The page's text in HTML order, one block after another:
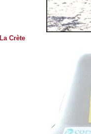
La Crète